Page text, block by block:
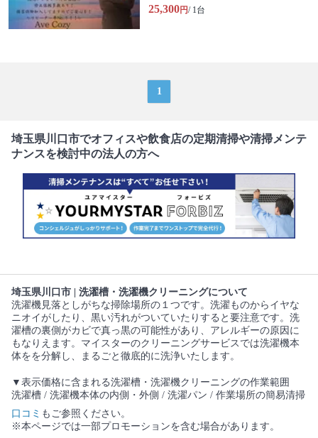
25,300円/ 1台
1
埼玉県川口市でオフィスや飲食店の定期清掃や清掃メンテ
ナンスを検討中の法人の方へ
埼玉県川口市 | 洗濯槽・洗濯機クリーニングについて
洗濯機見落としがちな掃除場所の１つです。洗濯ものからイヤな
ニオイがしたり、黒い汚れがついていたりすると要注意です。洗
濯槽の裏側がカビで真っ黒の可能性があり、アレルギーの原因に
もなりえます。マイスターのクリーニングサービスでは洗濯機本
体をを分解し、まるごと徹底的に洗浄いたします。
▼表示価格に含まれる洗濯槽・洗濯機クリーニングの作業範囲
洗濯槽 / 洗濯機本体の内側・外側 / 洗濯パン / 作業場所の簡易清掃
口コミ もご参照ください。
※本ページでは一部プロモーションを含む場合があります。